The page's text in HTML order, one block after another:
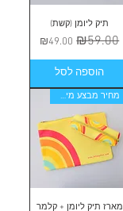
תיק ליומן (קשת)
מחיר רגיל
₪59.00 מחיר מבצע
₪49.00
הוספה לסל
מחיר מבצע מיוחד!
מארז תיק ליומן + קלמר